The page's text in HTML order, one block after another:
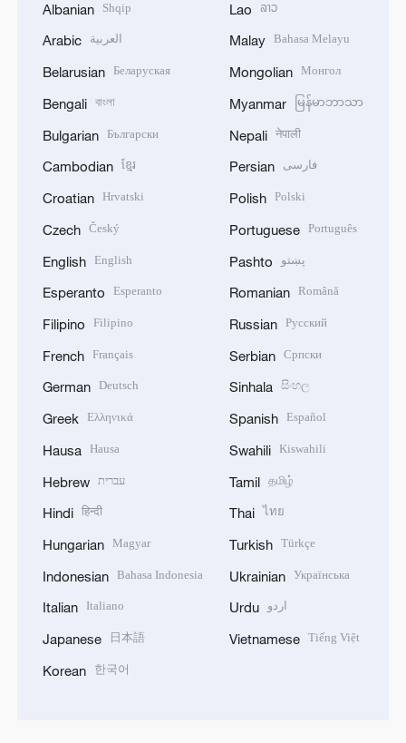
Albanian Shqip
Arabic العربية
Belarusian Беларуская
Bengali বাংলা
Bulgarian Български
Cambodian ខ្មែរ
Croatian Hrvatski
Czech Český
English English
Esperanto Esperanto
Filipino Filipino
French Français
German Deutsch
Greek Ελληνικά
Hausa Hausa
Hebrew עברית
Hindi हिन्दी
Hungarian Magyar
Indonesian Bahasa Indonesia
Italian Italiano
Japanese 日本語
Korean 한국어
Lao ລາວ
Malay Bahasa Melayu
Mongolian Монгол
Myanmar မြန်မာဘာသာ
Nepali नेपाली
Persian فارسی
Polish Polski
Portuguese Português
Pashto پښتو
Romanian Română
Russian Русский
Serbian Српски
Sinhala සිංහල
Spanish Español
Swahili Kiswahili
Tamil தமிழ்
Thai ไทย
Turkish Türkçe
Ukrainian Українська
Urdu اردو
Vietnamese Tiếng Việt